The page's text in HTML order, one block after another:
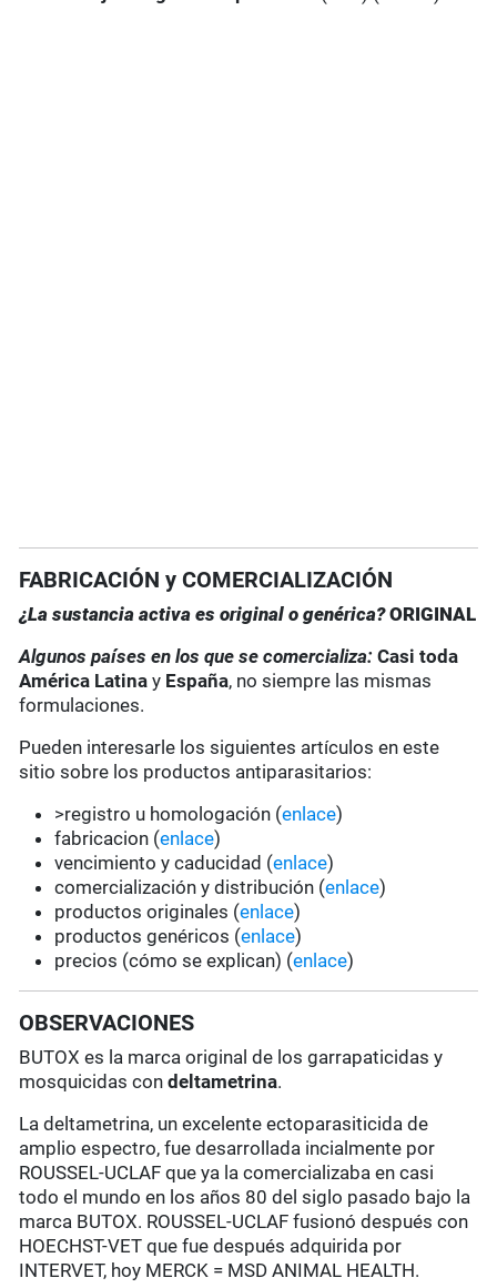
FABRICACIÓN y COMERCIALIZACIÓN
¿La sustancia activa es original o genérica?ORIGINAL
Algunos países en los que se comercializa:Casi toda
América Latina y España, no siempre las mismas
formulaciones.
Pueden interesarle los siguientes artículos en este
sitio sobre los productos antiparasitarios:
>registro u homologación (enlace)
fabricacion (enlace)
vencimiento y caducidad (enlace)
comercialización y distribución (enlace)
productos originales (enlace)
productos genéricos (enlace)
precios (cómo se explican) (enlace)
OBSERVACIONES
BUTOX es la marca original de los garrapaticidas y
mosquicidas condeltametrina.
La deltametrina, un excelente ectoparasiticida de
amplio espectro, fue desarrollada incialmente por
ROUSSEL-UCLAF que ya la comercializaba en casi
todo el mundo en los años 80 del siglo pasado bajo la
marca BUTOX. ROUSSEL-UCLAF fusionó después con
HOECHST-VET que fue después adquirida por
INTERVET, hoy MERCK = MSD ANIMAL HEALTH.